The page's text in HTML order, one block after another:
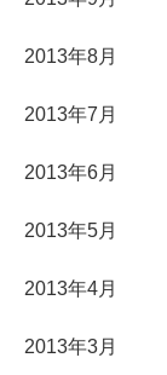
2013年8月
2013年7月
2013年6月
2013年5月
2013年4月
2013年3月